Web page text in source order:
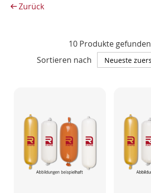
10 Produkte gefunden
Sortieren nach
Zurück